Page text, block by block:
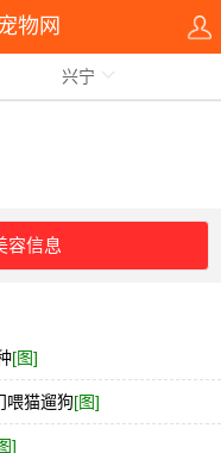
物网
兴宁
容信息
[图]
喂猫遛狗[图]
]